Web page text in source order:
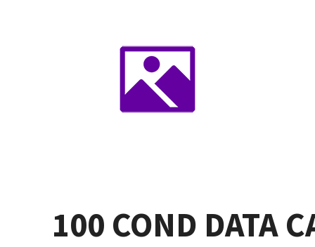
100 COND DATA